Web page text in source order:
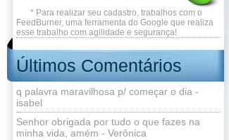
* Para realizar seu cadastro, trabalhos com o
FeedBurner, uma ferramenta do Google que realiza
esse trabalho com agilidade e segurança!
Últimos Comentários
q palavra maravilhosa p/ começar o dia -
isabel
Senhor obrigada por tudo o que fazes na
minha vida, amém - Verônica